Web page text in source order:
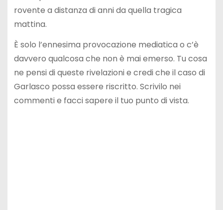
rovente a distanza di anni da quella tragica
mattina.
È solo l’ennesima provocazione mediatica o c’è
davvero qualcosa che non è mai emerso. Tu cosa
ne pensi di queste rivelazioni e credi che il caso di
Garlasco possa essere riscritto. Scrivilo nei
commenti e facci sapere il tuo punto di vista.